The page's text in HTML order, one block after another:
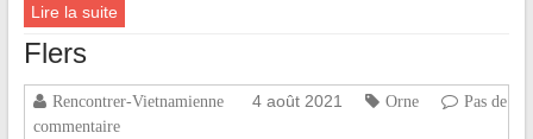
Lire la suite
Flers
Rencontrer-Vietnamienne 4 août 2021 Orne
Pas de
commentaire